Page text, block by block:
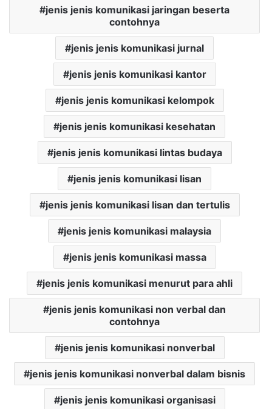
jenis jenis komunikasi jaringan beserta
contohnya
jenis jenis komunikasi jurnal
jenis jenis komunikasi kantor
jenis jenis komunikasi kelompok
jenis jenis komunikasi kesehatan
jenis jenis komunikasi lintas budaya
jenis jenis komunikasi lisan
jenis jenis komunikasi lisan dan tertulis
jenis jenis komunikasi malaysia
jenis jenis komunikasi massa
jenis jenis komunikasi menurut para ahli
jenis jenis komunikasi non verbal dan
contohnya
jenis jenis komunikasi nonverbal
jenis jenis komunikasi nonverbal dalam bisnis
jenis jenis komunikasi organisasi